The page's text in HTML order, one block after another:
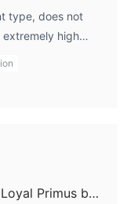
type, does not
high
without proper
What are the detailed fees of the Loyal Primus broker?